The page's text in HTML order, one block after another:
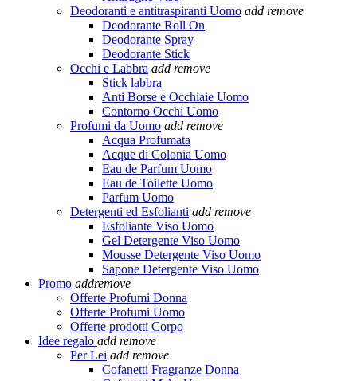
Deodoranti e antitraspiranti Uomo add remove
Deodorante Roll On
Deodorante Spray
Deodorante Stick
Occhi e Labbra add remove
Stick labbra
Anti Borse e Occhiaie Uomo
Contorno Occhi Uomo
Profumi da Uomo add remove
Acqua Profumata
Acque di Colonia Uomo
Eau de Parfum Uomo
Eau de Toilette Uomo
Parfum Uomo
Detergenti ed Esfolianti add remove
Esfoliante Viso Uomo
Gel Detergente Viso Uomo
Mousse Detergente Viso Uomo
Sapone Detergente Viso Uomo
Promo addremove
Offerte Profumi Donna
Offerte Profumi Uomo
Offerte prodotti Corpo
Idee regalo add remove
Per Lei add remove
Cofanetti Fragranze Donna